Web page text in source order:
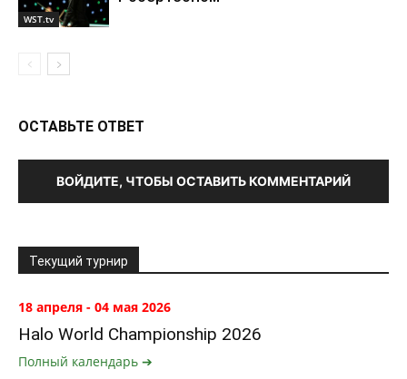
WST.tv
ОСТАВЬТЕ ОТВЕТ
ВОЙДИТЕ, ЧТОБЫ ОСТАВИТЬ КОММЕНТАРИЙ
Текущий турнир
18 апреля - 04 мая 2026
Halo World Championship 2026
Полный календарь ➔